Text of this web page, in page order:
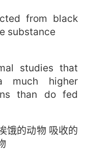
from black
substance
studies that
much higher
than do fed
饿的动物 吸收的